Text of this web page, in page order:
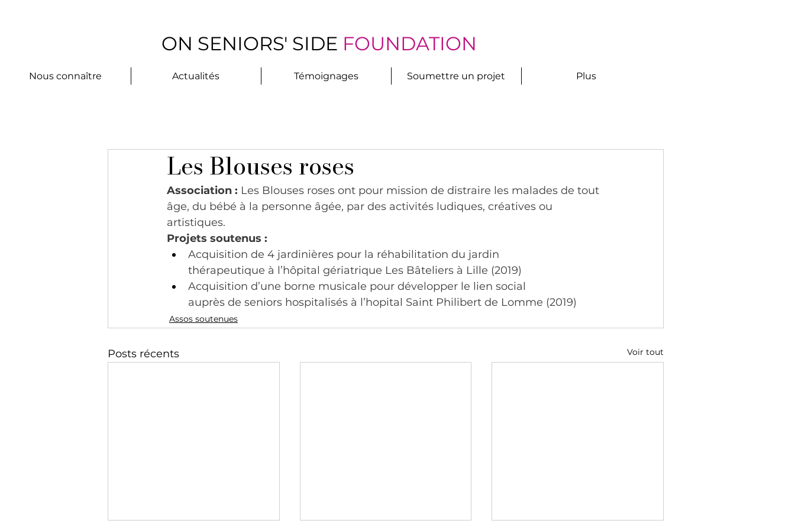
ON SENIORS' SIDE FOUNDATION
Nous connaître Actualités Témoignages Soumettre un projet Plus
Les Blouses roses
Association : Les Blouses roses ont pour mission de distraire les malades de tout
âge, du bébé à la personne âgée, par des activités ludiques, créatives ou
artistiques.
Projets soutenus :
Acquisition de 4 jardinières pour la réhabilitation du jardin
thérapeutique à l’hôpital gériatrique Les Bâteliers à Lille (2019)
Acquisition d’une borne musicale pour développer le lien social
auprès de seniors hospitalisés à l’hopital Saint Philibert de Lomme (2019)
Assos soutenues
Posts récents Voir tout